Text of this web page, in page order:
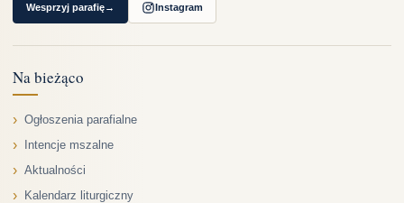
Wesprzyj parafię→ Instagram
Na bieżąco
Ogłoszenia parafialne
Intencje mszalne
Aktualności
Kalendarz liturgiczny